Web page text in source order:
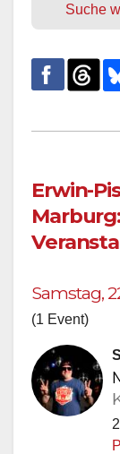
Suche
Erwin-
Samstag,
(1 Event)